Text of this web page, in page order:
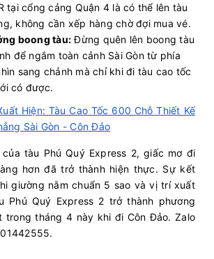
tại cổng cảng Quận 4 là có thể lên tàu
không cần xếp hàng chờ đợi mua vé.
boong tàu:Đừng quên lên boong tàu
để ngắm toàn cảnh Sài Gòn từ phía
sang chảnh mà chỉ khi đi tàu cao tốc
có được.
Hiện: Tàu Cao Tốc 600 Chỗ Thiết Kế
Sài Gòn - Côn Đảo
tàu Phú Quý Express 2, giấc mơ đi
hơn đã trở thành hiện thực. Sự kết
giường nằm chuẩn 5 sao và vị trí xuất
Phú Quý Express 2 trở thành phương
trong tháng 4 này khi đi Côn Đảo. Zalo